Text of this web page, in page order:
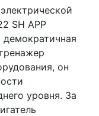
SH APP
он
уровня. За